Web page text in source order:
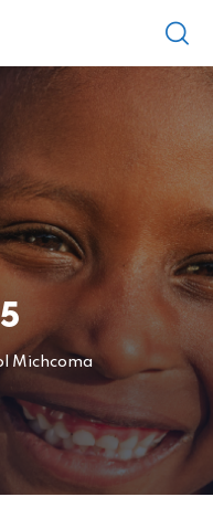
Michcoma